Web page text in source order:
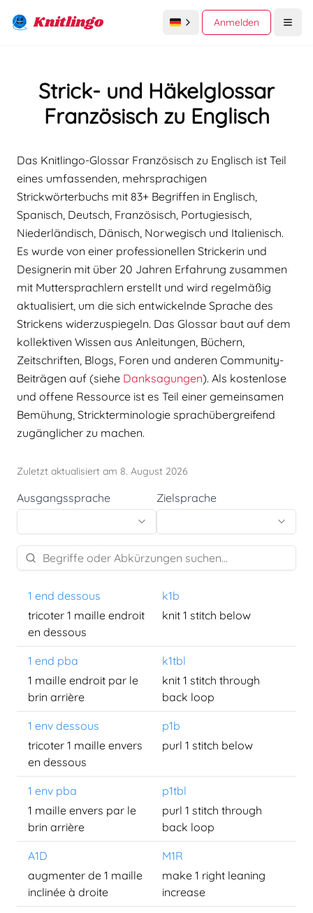
Knitlingo Anmelden
Strick- und Häkelglossar
Französisch zu Englisch
Das Knitlingo-Glossar Französisch zu Englisch ist Teil
eines umfassenden, mehrsprachigen
Strickwörterbuchs mit 83+ Begriffen in Englisch,
Spanisch, Deutsch, Französisch, Portugiesisch,
Niederländisch, Dänisch, Norwegisch und Italienisch.
Es wurde von einer professionellen Strickerin und
Designerin mit über 20 Jahren Erfahrung zusammen
mit Muttersprachlern erstellt und wird regelmäßig
aktualisiert, um die sich entwickelnde Sprache des
Strickens widerzuspiegeln. Das Glossar baut auf dem
kollektiven Wissen aus Anleitungen, Büchern,
Zeitschriften, Blogs, Foren und anderen Community-
Beiträgen auf (siehe Danksagungen). Als kostenlose
und offene Ressource ist es Teil einer gemeinsamen
Bemühung, Strickterminologie sprachübergreifend
zugänglicher zu machen.
Zuletzt aktualisiert am 8. August 2026
Ausgangssprache Zielsprache
1 end dessous
k1b
tricoter 1 maille endroit
en dessous
knit 1 stitch below
1 end pba
k1tbl
1 maille endroit par le
brin arrière
knit 1 stitch through
back loop
1 env dessous
p1b
tricoter 1 maille envers
en dessous
purl 1 stitch below
1 env pba
p1tbl
1 maille envers par le
brin arrière
purl 1 stitch through
back loop
A1D
M1R
augmenter de 1 maille
inclinée à droite
make 1 right leaning
increase